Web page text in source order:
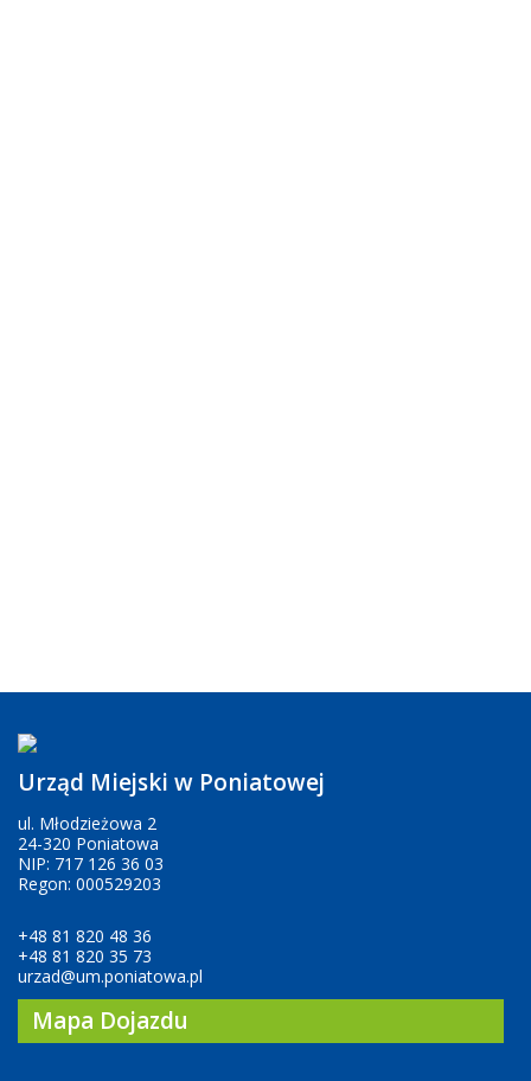
Urząd Miejski w Poniatowej
ul. Młodzieżowa 2
24-320 Poniatowa
NIP: 717 126 36 03
Regon: 000529203
+48 81 820 48 36
+48 81 820 35 73
urzad@um.poniatowa.pl
Mapa Dojazdu